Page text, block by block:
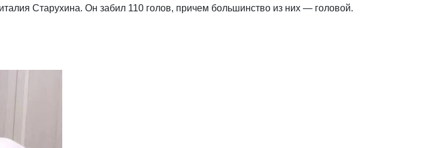
Старухина. Он забил 110 голов, причем большинство из них — головой.